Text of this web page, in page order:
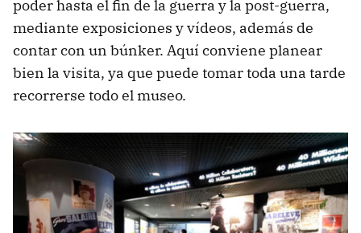
poder hasta el fin de la guerra y la post-guerra,
mediante exposiciones y vídeos, además de
contar con un búnker. Aquí conviene planear
bien la visita, ya que puede tomar toda una tarde
recorrerse todo el museo.